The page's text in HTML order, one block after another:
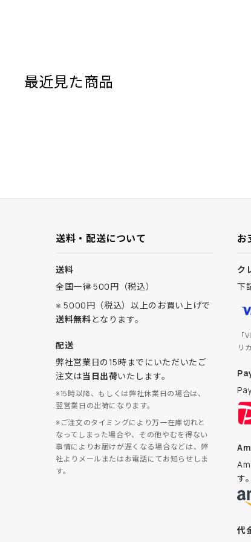
最近見た商品
送料・配送について
送料
全国一律 500円（税込）
※ 5000円（税込）以上のお買い上げで
送料無料となります。
配送
弊社営業日の15時までにいただいたご
注文は当日出荷いたします。
※15時以降、もしくは弊社休業日の場合は、
翌営業日の出荷になります。
※ご注文のタイミングにより万一在庫切れと
なってしまった場合や、その他やむを得ない
事情によりお届けが遅くなる場合などは、弊
社よりメールまたはお電話にてお知らせしま
す。
お
ク
下
「
リ
す。
代